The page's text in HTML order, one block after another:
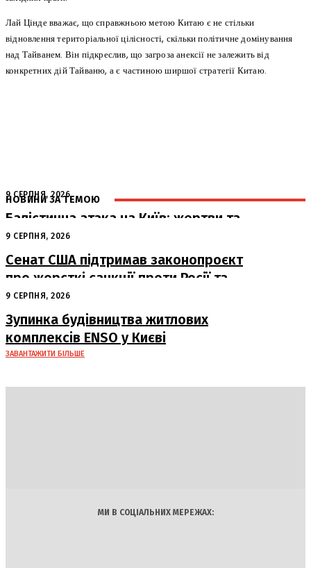
Лай Цінде вважає, що справжньою метою Китаю є не стільки
відновлення територіальної цілісності, скільки політичне домінування
над Тайванем. Він підкреслив, що загроза анексії не залежить від
конкретних дій Тайваню, а є частиною ширшої стратегії Китаю.
НОВИНИ ЗА ТЕМОЮ
9 СЕРПНЯ, 2026
Балістична атака на Київ: жертви та
руйнування
9 СЕРПНЯ, 2026
Сенат США підтримав законопроєкт
про жорсткі санкції проти Росії та
Ірану
9 СЕРПНЯ, 2026
Зупинка будівництва житлових
комплексів ENSO у Києві
ЗАВАНТАЖИТИ БІЛЬШЕ
МИ В СОЦІАЛЬНИХ МЕРЕЖАХ: